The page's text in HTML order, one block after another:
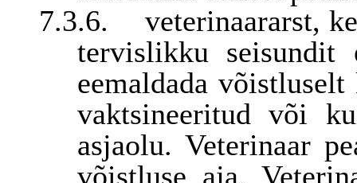
7.3.6.
veterinaararst,
tervislikku seisundit
eemaldada
vaktsineeritud või
asjaolu. Veterinaar
võistluse aja.